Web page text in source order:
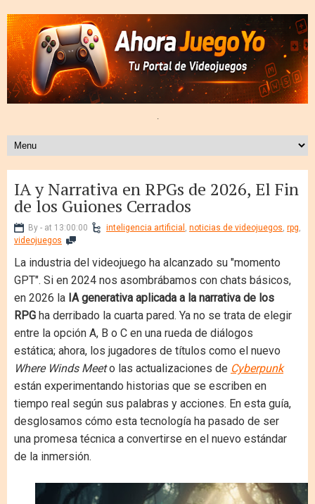
.
IA y Narrativa en RPGs de 2026, El Fin
de los Guiones Cerrados
By - at 13:00:00 inteligencia artificial , noticias de videojuegos, rpg,
videojuegos
La industria del videojuego ha alcanzado su "momento
GPT". Si en 2024 nos asombrábamos con chats básicos,
en 2026 la IA generativa aplicada a la narrativa de los
RPG ha derribado la cuarta pared. Ya no se trata de elegir
entre la opción A, B o C en una rueda de diálogos
estática; ahora, los jugadores de títulos como el nuevo
Where Winds Meeto las actualizaciones de Cyberpunk
están experimentando historias que se escriben en
tiempo real según sus palabras y acciones. En esta guía,
desglosamos cómo esta tecnología ha pasado de ser
una promesa técnica a convertirse en el nuevo estándar
de la inmersión.